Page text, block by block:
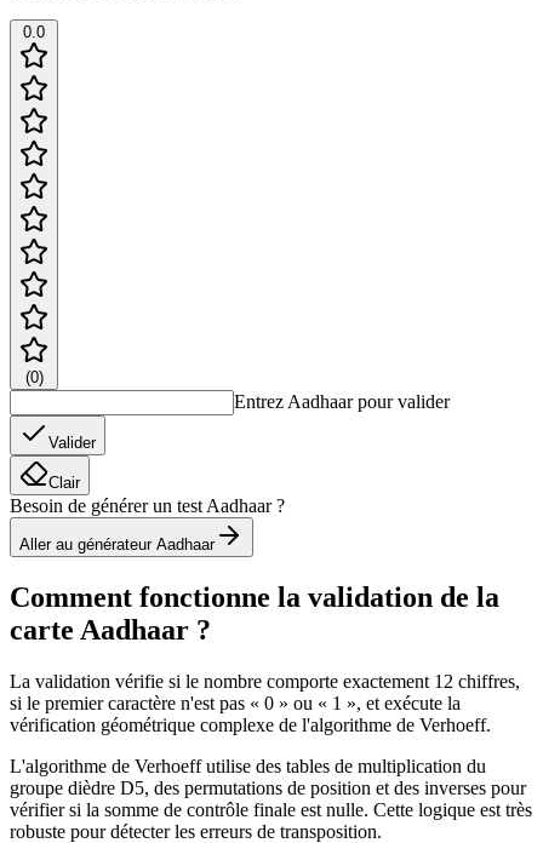
0.0
(0)
Entrez Aadhaar pour valider
Valider
Clair
Besoin de générer un test Aadhaar ?
Aller au générateur Aadhaar
Comment fonctionne la validation de la
carte Aadhaar ?
La validation vérifie si le nombre comporte exactement 12 chiffres,
si le premier caractère n'est pas « 0 » ou « 1 », et exécute la
vérification géométrique complexe de l'algorithme de Verhoeff.
L'algorithme de Verhoeff utilise des tables de multiplication du
groupe dièdre D5, des permutations de position et des inverses pour
vérifier si la somme de contrôle finale est nulle. Cette logique est très
robuste pour détecter les erreurs de transposition.